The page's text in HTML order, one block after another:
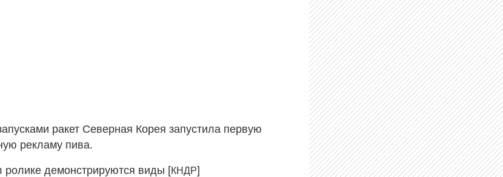
ракет Северная Корея запустила первую
рекламу пива.
демонстрируются виды [КНДР]